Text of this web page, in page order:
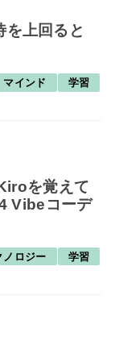
を上回ると
マインド 学習
を覚えて
Vibeコーデ
ノロジー 学習